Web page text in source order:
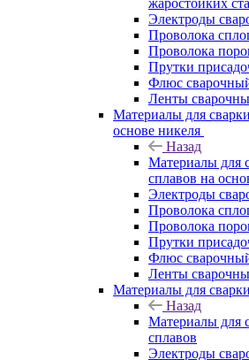
жаростойких
Электроды
Проволока
Проволока
Прутки
Флюс
Ленты
Материалы для
основе никеля
Назад
Материалы для
сплавов на
Электроды
Проволока
Проволока
Прутки
Флюс
Ленты
Материалы для
Назад
Материалы для
сплавов
Электроды